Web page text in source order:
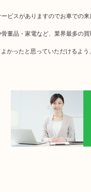
ビスがありますのでお車での来
董品・家電など、業界最多の買
かったと思っていただけるよう、